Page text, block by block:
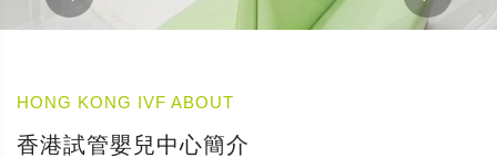
HONG KONG IVF ABOUT
香港試管嬰兒中心簡介